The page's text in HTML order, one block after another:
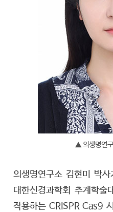
▲ 의생명연
의생명연구소 김현미 박
대한신경과학회 추계학술
작용하는 CRISPR Cas9